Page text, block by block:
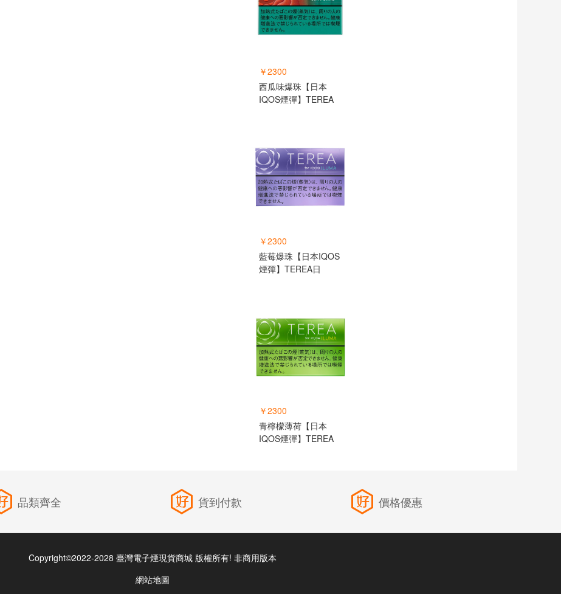
￥2300
西瓜味爆珠【日本
IQOS煙彈】TEREA
￥2300
藍莓爆珠【日本IQOS
煙彈】TEREA日
￥2300
青檸檬薄荷【日本
IQOS煙彈】TEREA
品類齊全 貨到付款 價格優惠
Copyright©2022-2028 臺灣電子煙現貨商城 版權所有! 非商用版本
網站地圖